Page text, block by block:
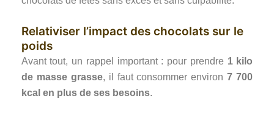
Relativiser l’impact des chocolats sur le
poids
Avant tout, un rappel important : pour prendre 1 kilo
de masse grasse, il faut consommer environ7 700
kcal en plus de ses besoins.